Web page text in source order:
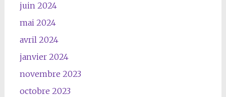
juin 2024
mai 2024
avril 2024
janvier 2024
novembre 2023
octobre 2023